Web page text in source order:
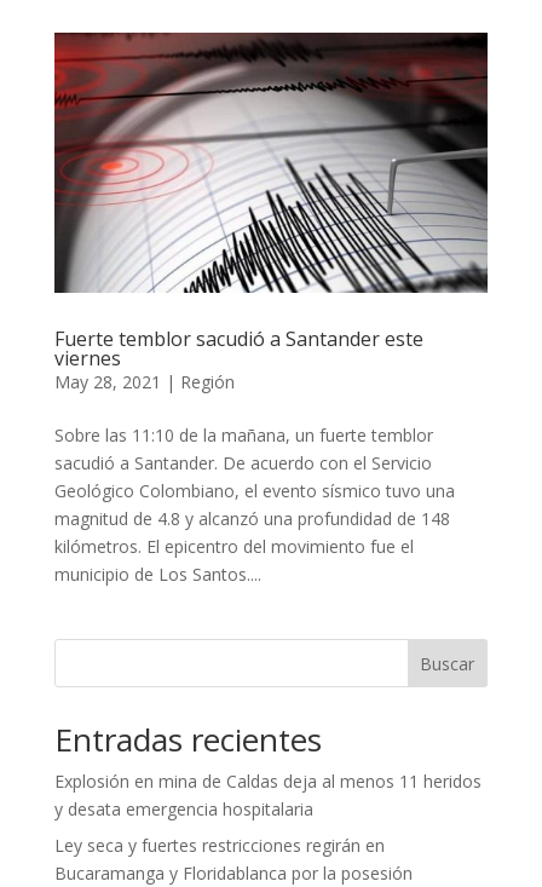
Fuerte temblor sacudió a Santander este
viernes
May 28, 2021 | Región
Sobre las 11:10 de la mañana, un fuerte temblor
sacudió a Santander. De acuerdo con el Servicio
Geológico Colombiano, el evento sísmico tuvo una
magnitud de 4.8 y alcanzó una profundidad de 148
kilómetros. El epicentro del movimiento fue el
municipio de Los Santos....
Buscar
Entradas recientes
Explosión en mina de Caldas deja al menos 11 heridos
y desata emergencia hospitalaria
Ley seca y fuertes restricciones regirán en
Bucaramanga y Floridablanca por la posesión